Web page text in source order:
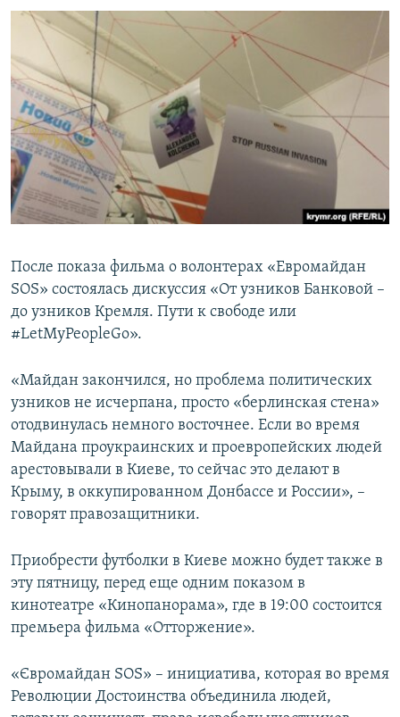
После показа фильма о волонтерах «Евромайдан
SOS» состоялась дискуссия «От узников Банковой –
до узников Кремля. Пути к свободе или
#LetMyPeopleGo».
«Майдан закончился, но проблема политических
узников не исчерпана, просто «берлинская стена»
отодвинулась немного восточнее. Если во время
Майдана проукраинских и проевропейских людей
арестовывали в Киеве, то сейчас это делают в
Крыму, в оккупированном Донбассе и России», –
говорят правозащитники.
Приобрести футболки в Киеве можно будет также в
эту пятницу, перед еще одним показом в
кинотеатре «Кинопанорама», где в 19:00 состоится
премьера фильма «Отторжение».
«Євромайдан SOS» – инициатива, которая во время
Революции Достоинства объединила людей,